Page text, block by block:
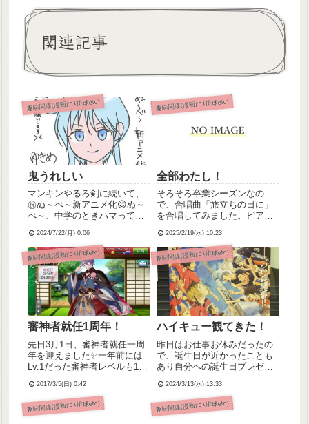
関連記事
趣味関連(漫画ｱﾆﾒ排球etc)
鬼うれしい
マンキンやるろ剣に続いて、
㊗️ぬ～べ～新アニメ化😊ぬ～
べ～、中学のときハマって原
雪女のゆきめちゃんが大好き
で。旧アニメやってたのは、
わたしが幼稚園児ぐらいの頃
だったそうで、当時は見てな
かったから令和になってリメ
イク...
2024/7/22(月) 0:06
趣味関連(漫画ｱﾆﾒ排球etc)
全部わたし！
そろそろ卒業シーズンなの
で、合唱曲「旅立ちの日に」
を合唱してみました。ピアノ
わたしアルト……わたしテノ
ール(歌えなかったから1オク
上)……わたしです。笑走り気
味で色々と残念なんだけど(特
にピアノ)、だれかに聞いて
も...
2025/2/19(水) 10:23
趣味関連(漫画ｱﾆﾒ排球etc)
審神者就任1周年！
先日3月1日、審神者就任一周
年を迎えました✨一年前には
Lv.1だった審神者レベルも111
期刀の歌仙さんのレベルもカ
ンスト、資材もだいぶたまり
ました。三日月宗近が目当て
2017/3/5(日) 0:42
趣味関連(漫画ｱﾆﾒ排球etc)
ハイキュー観てきた！
昨日はお仕事お休みだったの
で、誕生日が近かったことも
あり自分への誕生日プレゼン
出してハイキュー観てきまし
た！👀平日だったからかあん
まり混んでなくて、パネルや
2024/3/13(水) 13:33
趣味関連(漫画ｱﾆﾒ排球etc) 趣味関連(漫画ｱﾆﾒ排球etc)